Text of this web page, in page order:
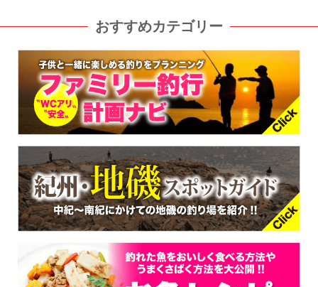
おすすめカテゴリー